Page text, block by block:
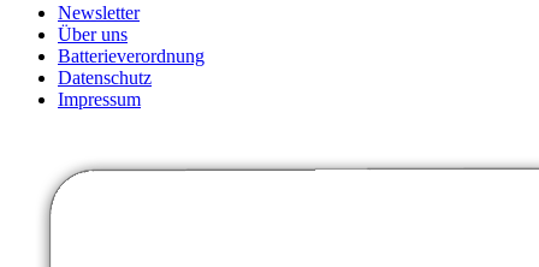
Newsletter
Über uns
Batterieverordnung
Datenschutz
Impressum